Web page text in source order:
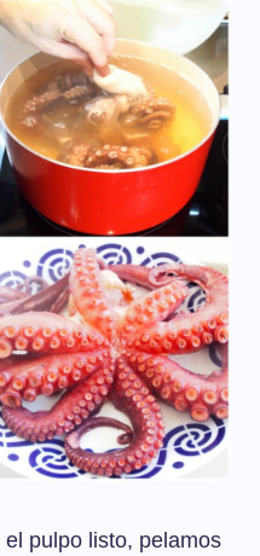
pulpo listo, pelamos